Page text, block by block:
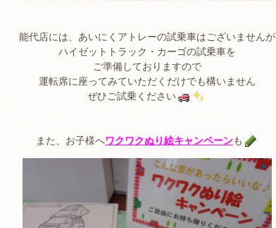
能代店には、あいにくアトレーの試乗車はございませんが
ハイゼットトラック・カーゴの試乗車を
ご準備しておりますので
運転席に座ってみていただくだけでも構いません
ぜひご試乗ください
また、お子様へワクワクぬり絵キャンペーンも